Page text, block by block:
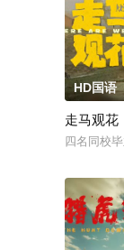
HD国语
走马观花
四名同校